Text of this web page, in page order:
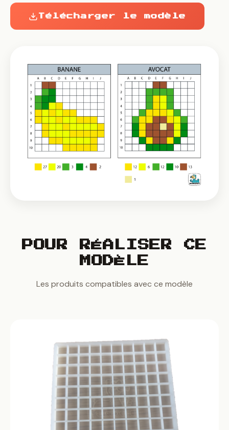
Télécharger le modèle
POUR RÉALISER CE
MODÈLE
Les produits compatibles avec ce modèle